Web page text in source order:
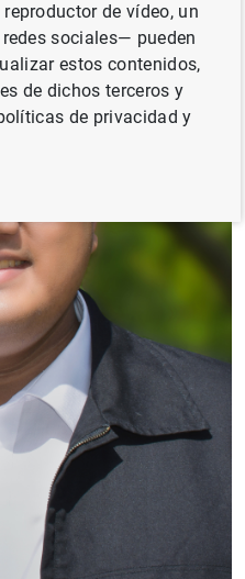
de vídeo, un
sociales— pueden
estos contenidos,
de dichos terceros y
de privacidad y